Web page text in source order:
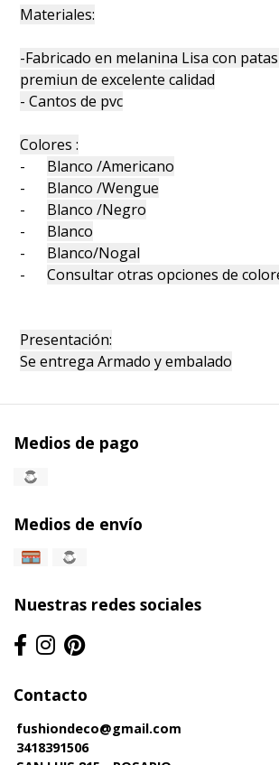
Materiales:
-Fabricado en melanina Lisa con
premiun de excelente calidad
- Cantos de pvc
Colores :
- Blanco /Americano
- Blanco /Wengue
- Blanco /Negro
- Blanco
- Blanco/Nogal
-Consultar otras opciones de
Presentación:
Se entrega Armado y embalado
Medios de pago
Medios de envío
Nuestras redes sociales
Contacto
fushiondeco@gmail.com
3418391506